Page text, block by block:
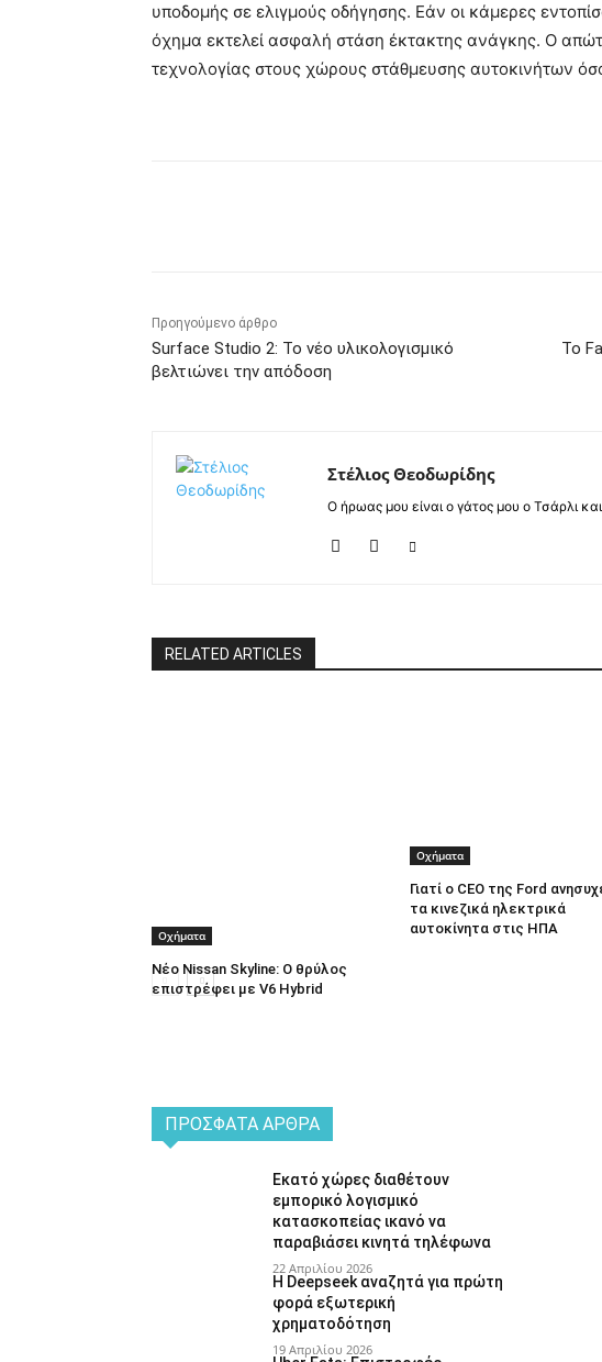
υποδομής σε ελιγμούς οδήγησης. Εάν οι κάμερες
όχημα εκτελεί ασφαλή στάση έκτακτης ανάγκης. Ο
τεχνολογίας στους χώρους στάθμευσης αυτοκινήτων
Προηγούμενο άρθρο
Surface Studio 2: Το νέο υλικολογισμικό
βελτιώνει την απόδοση
Το
Στέλιος Θεοδωρίδης
Ο ήρωας μου είναι ο γάτος μου ο Τσάρλι
RELATED ARTICLES
Οχήματα
Νέο Nissan Skyline: Ο θρύλος
επιστρέφει με V6 Hybrid
Οχήματα
Γιατί ο CEO της Ford
τα κινεζικά ηλεκτρικά
αυτοκίνητα στις ΗΠΑ
ΠΡΌΣΦΑΤΑ ΆΡΘΡΑ
Εκατό χώρες διαθέτουν
εμπορικό λογισμικό
κατασκοπείας ικανό να
παραβιάσει κινητά τηλέφωνα
22 Απριλίου 2026
Η Deepseek αναζητά για πρώτη
φορά εξωτερική
χρηματοδότηση
19 Απριλίου 2026